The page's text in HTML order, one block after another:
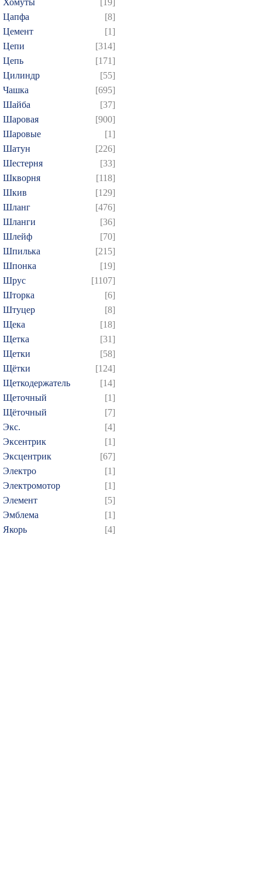
Хомуты
[19]
Цапфа
[8]
Цемент
[1]
Цепи
[314]
Цепь
[171]
Цилиндр
[55]
Чашка
[695]
Шайба
[37]
Шаровая
[900]
Шаровые
[1]
Шатун
[226]
Шестерня
[33]
Шкворня
[118]
Шкив
[129]
Шланг
[476]
Шланги
[36]
Шлейф
[70]
Шпилька
[215]
Шпонка
[19]
Шрус
[1107]
Шторка
[6]
Штуцер
[8]
Щека
[18]
Щетка
[31]
Щетки
[58]
Щётки
[124]
Щеткодержатель
[14]
Щеточный
[1]
Щёточный
[7]
Экс.
[4]
Эксентрик
[1]
Эксцентрик
[67]
Электро
[1]
Электромотор
[1]
Элемент
[5]
Эмблема
[1]
Якорь
[4]